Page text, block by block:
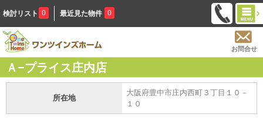
検討リスト 0 最近見た物件 0
お問合せ
Ａ−プライス庄内店
所在地
大阪府豊中市庄内西町３丁目１０－
１０